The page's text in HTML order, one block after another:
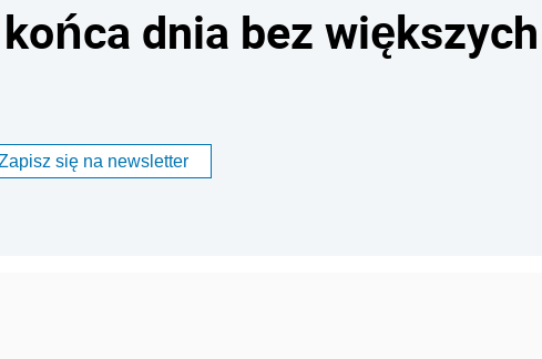
dnia bez większych
się na newsletter